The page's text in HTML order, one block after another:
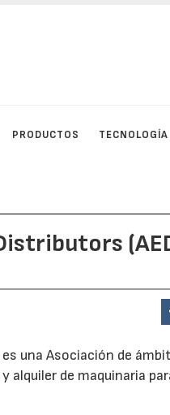
PRODUCTOS TECNOLOGÍA
es una Asociación de
alquiler de maquinaria